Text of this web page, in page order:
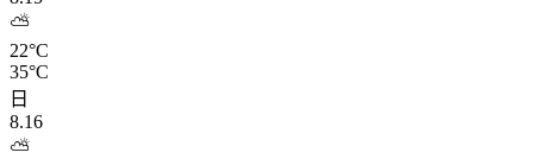
⛅
22°C
35°C
日
8.16
⛅